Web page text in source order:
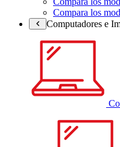
Compara los
Computadores e